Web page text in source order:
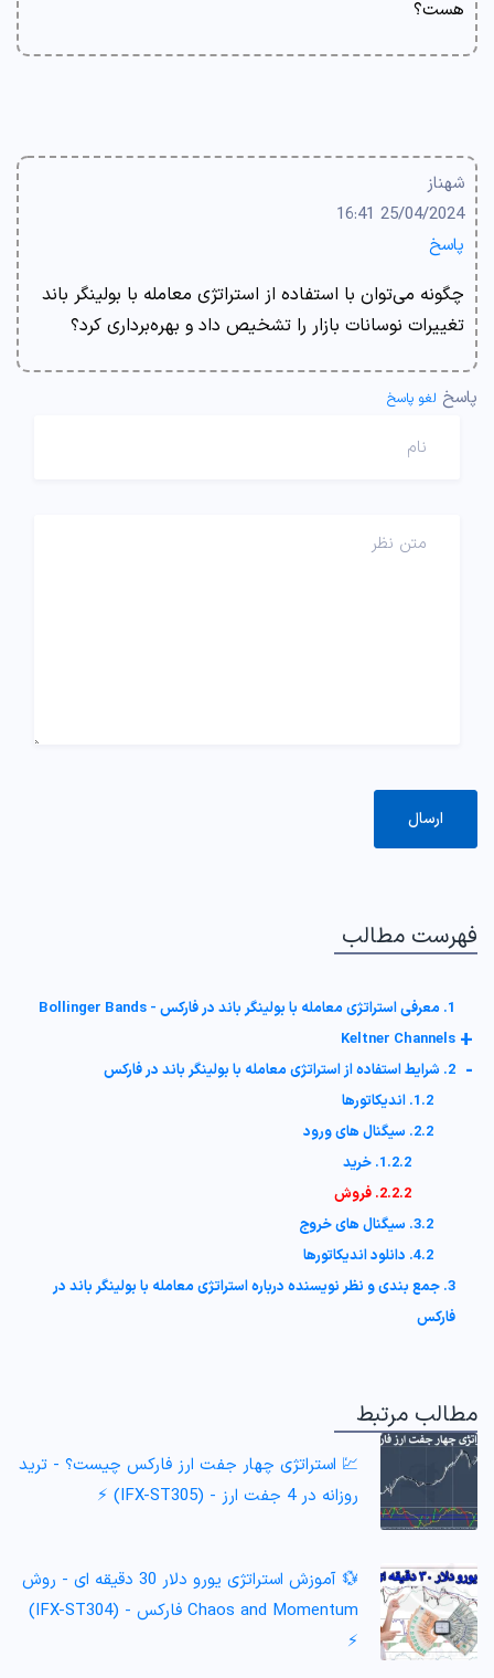
هست؟
شهناز
25/04/2024 16:41
پاسخ
چگونه می‌توان با استفاده از استراتژی معامله با بولینگر باند
تغییرات نوسانات بازار را تشخیص داد و بهره‌برداری کرد؟
پاسخ لغو پاسخ
فهرست مطالب
1. معرفی استراتژی معامله با بولینگر باند در فارکس - Bollinger Bands
Keltner Channels +
2. شرایط استفاده از استراتژی معامله با بولینگر باند در فارکس -
1.2. اندیکاتورها
2.2. سیگنال‌ های ورود
1.2.2. خرید
2.2.2. فروش
3.2. سیگنال‌ های خروج
4.2. دانلود اندیکاتورها
3. جمع بندی و نظر نویسنده درباره استراتژی معامله با بولینگر باند در
فارکس
مطالب مرتبط
💹 استراتژی چهار جفت ارز فارکس چیست؟ - ترید
روزانه در 4 جفت ارز - (IFX-ST305) ⚡️
💱 آموزش استراتژی یورو دلار 30 دقیقه ای - روش
Chaos and Momentum فارکس - (IFX-ST304)
⚡️